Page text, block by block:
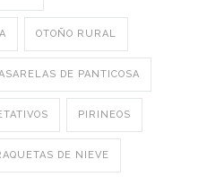
OTOÑO RURAL
DE PANTICOSA
PIRINEOS
DE NIEVE